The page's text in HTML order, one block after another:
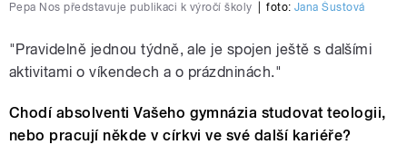
Pepa Nos představuje publikaci k výročí školy foto: Jana Šustová
"Pravidelně jednou týdně, ale je spojen ještě s dalšími
aktivitami o víkendech a o prázdninách."
Chodí absolventi Vašeho gymnázia studovat teologii,
nebo pracují někde v církvi ve své další kariéře?